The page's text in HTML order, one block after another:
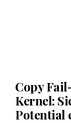
Copy
Kernel:
Potential